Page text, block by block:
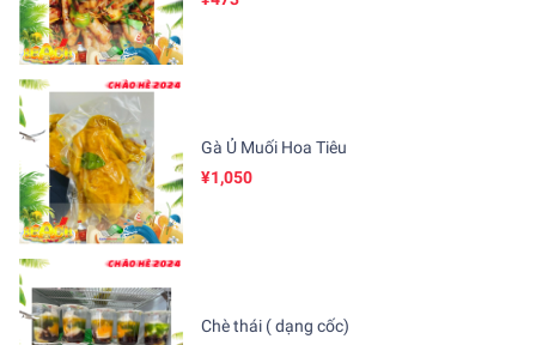
Gà Ủ Muối Hoa Tiêu
¥1,050
Chè thái ( dạng cốc)